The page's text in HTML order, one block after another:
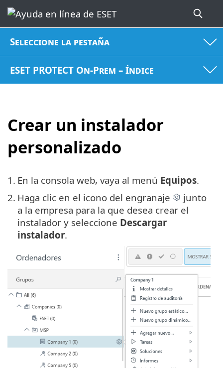
Seleccione la pestaña
ESET PROTECT On-Prem – Índice
Crear un instalador
personalizado
1. En la consola web, vaya al menú Equipos.
2. Haga clic en el icono del engranaje
junto
a la empresa para la que desea crear el
instalador y seleccione Descargar
instalador.